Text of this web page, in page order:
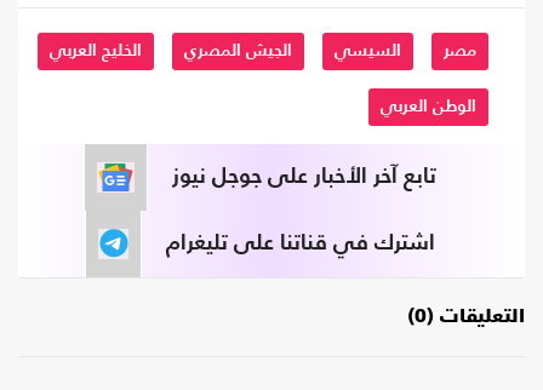
مصر السيسي الجيش المصري الخليج العربي
الوطن العربي
تابع آخر الأخبار على جوجل نيوز
اشترك في قناتنا على تليغرام
التعليقات (0)